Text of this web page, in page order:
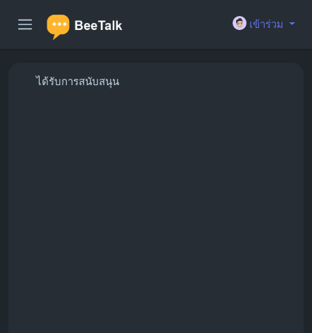
เข้าร่วม
ได้รับการสนับสนุน